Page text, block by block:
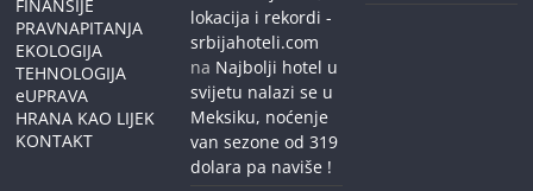
FINANSIJE
PRAVNAPITANJA
EKOLOGIJA
TEHNOLOGIJA
eUPRAVA
HRANA KAO LIJEK
KONTAKT
lokacija i rekordi -
srbijahoteli.com
na Najbolji hotel u
svijetu nalazi se u
Meksiku, noćenje
van sezone od 319
dolara pa naviše !